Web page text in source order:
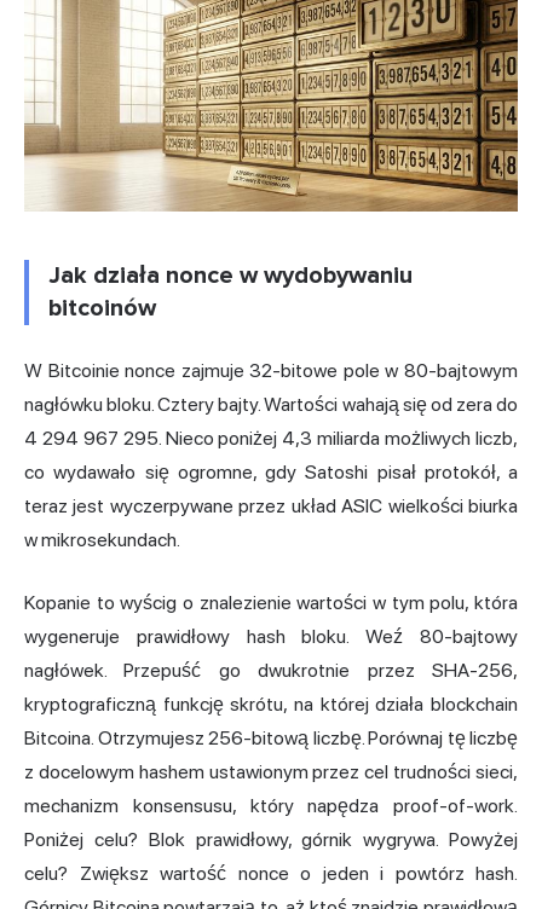
Jak działa nonce w wydobywaniu
bitcoinów
W Bitcoinie nonce zajmuje 32-bitowe pole w 80-bajtowym
nagłówku bloku. Cztery bajty. Wartości wahają się od zera do
4 294 967 295. Nieco poniżej 4,3 miliarda możliwych liczb,
co wydawało się ogromne, gdy Satoshi pisał protokół, a
teraz jest wyczerpywane przez układASIC wielkości biurka
w mikrosekundach.
Kopanie to wyścig o znalezienie wartości w tym polu, która
wygeneruje prawidłowy hash bloku. Weź 80-bajtowy
nagłówek. Przepuść go dwukrotnie przez SHA-256,
kryptograficzną funkcję skrótu, na której działa blockchain
Bitcoina. Otrzymujesz 256-bitową liczbę. Porównaj tę liczbę
z docelowym hashem ustawionym przez cel trudności sieci,
mechanizm konsensusu, który napędza proof-of-work.
Poniżej celu? Blok prawidłowy, górnik wygrywa. Powyżej
celu? Zwiększ wartość nonce o jeden i powtórz hash.